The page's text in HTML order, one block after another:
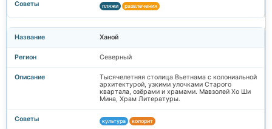
пляжи развлечения
Ханой
Северный
Тысячелетняя столица Вьетнама с колониальной
архитектурой, узкими улочками Старого
квартала, озёрами и храмами. Мавзолей Хо Ши
Мина, Храм Литературы.
культура колорит